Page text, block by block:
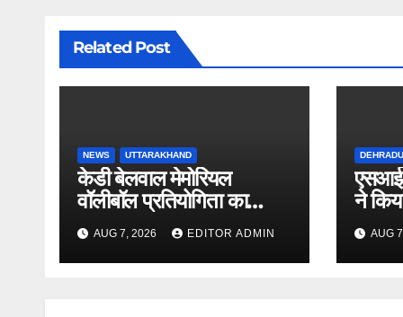
Related Post
NEWS UTTARAKHAND
केडी बेलवाल मेमोरियल
वॉलीबॉल प्रतियोगिता का
आगाज
AUG 7, 2026 EDITOR ADMIN
ने
AUG